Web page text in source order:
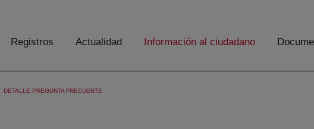
Registros Actualidad Información al ciudadano
DETALLE PREGUNTA FRECUENTE